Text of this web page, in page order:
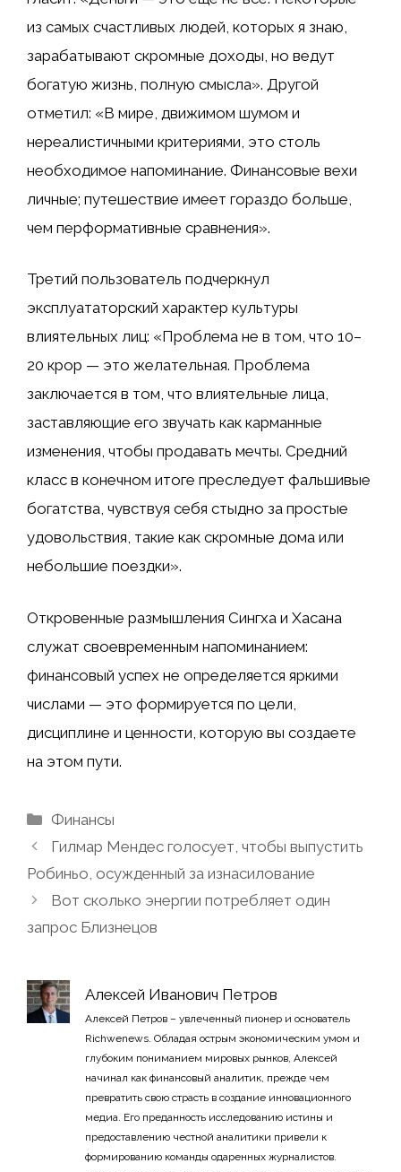
из самых счастливых людей, которых я знаю,
зарабатывают скромные доходы, но ведут
богатую жизнь, полную смысла». Другой
отметил: «В мире, движимом шумом и
нереалистичными критериями, это столь
необходимое напоминание. Финансовые вехи
личные; путешествие имеет гораздо больше,
чем перформативные сравнения».
Третий пользователь подчеркнул
эксплуататорский характер культуры
влиятельных лиц: «Проблема не в том, что 10–
20 крор — это желательная. Проблема
заключается в том, что влиятельные лица,
заставляющие его звучать как карманные
изменения, чтобы продавать мечты. Средний
класс в конечном итоге преследует фальшивые
богатства, чувствуя себя стыдно за простые
удовольствия, такие как скромные дома или
небольшие поездки».
Откровенные размышления Сингха и Хасана
служат своевременным напоминанием:
финансовый успех не определяется яркими
числами — это формируется по цели,
дисциплине и ценности, которую вы создаете
на этом пути.
Рубрики
Финансы
Гилмар Мендес голосует, чтобы выпустить
Робиньо, осужденный за изнасилование
Вот сколько энергии потребляет один
запрос Близнецов
Алексей Иванович Петров
Алексей Петров – увлеченный пионер и основатель
Richwenews. Обладая острым экономическим умом и
глубоким пониманием мировых рынков, Алексей
начинал как финансовый аналитик, прежде чем
превратить свою страсть в создание инновационного
медиа. Его преданность исследованию истины и
предоставлению честной аналитики привели к
формированию команды одаренных журналистов.